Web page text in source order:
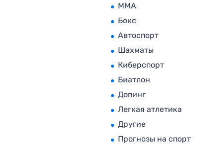
MMA
Бокс
Автоспорт
Шахматы
Киберспорт
Биатлон
Допинг
Легкая атлетика
Другие
Прогнозы на спорт